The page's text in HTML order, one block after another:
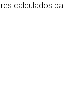
calculados